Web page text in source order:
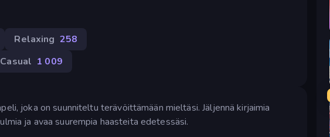
Relaxing 258
Casual 1 009
joka on suunniteltu terävöittämään mieltäsi. Jäljennä kirjaimia
ja avaa suurempia haasteita edetessäsi.